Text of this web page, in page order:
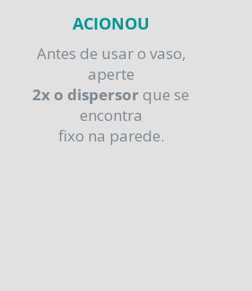
ACIONOU
Antes de usar o vaso,
aperte
2x o dispersorque se
encontra
fixo na parede.